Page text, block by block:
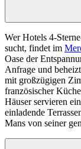
Wer Hotels 4-
sucht, findet im
Oase der
Anfrage und
mit großzügigen
französischer
Häuser servieren
einladende
Mans von seiner